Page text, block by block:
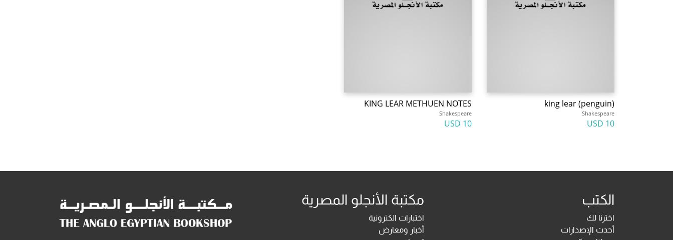
king lear (penguin)
Shakespeare
10 USD
KING LEAR METHUEN NOTES
Shakespeare
10 USD
الكتب
اخترنا لك
أحدث الإصدارات
مكتبة الأنجلو المصرية
اختبارات الكترونية
أخبار ومعارض